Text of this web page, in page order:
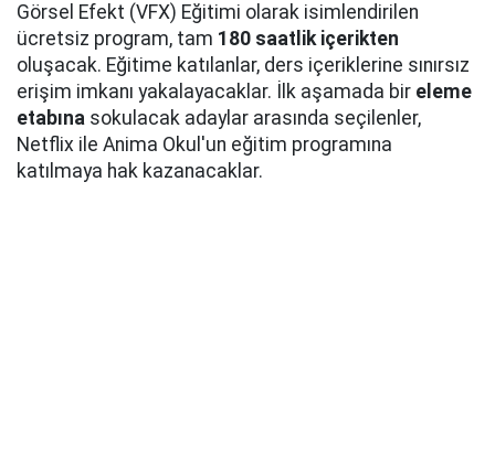
Görsel Efekt (VFX) Eğitimi olarak isimlendirilen
ücretsiz program, tam 180 saatlik içerikten
oluşacak. Eğitime katılanlar, ders içeriklerine sınırsız
erişim imkanı yakalayacaklar. İlk aşamada bir eleme
etabına sokulacak adaylar arasında seçilenler,
Netflix ile Anima Okul'un eğitim programına
katılmaya hak kazanacaklar.